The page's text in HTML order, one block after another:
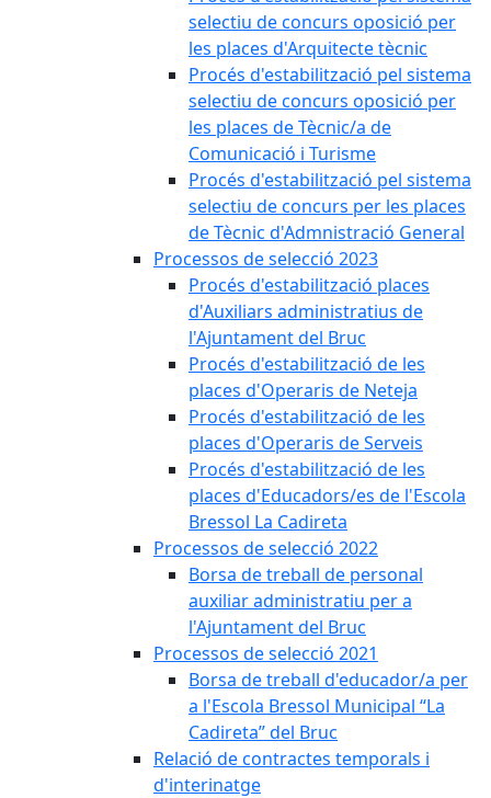
selectiu de concurs oposició per
les places d'Arquitecte tècnic
Procés d'estabilització pel sistema
selectiu de concurs oposició per
les places de Tècnic/a de
Comunicació i Turisme
Procés d'estabilització pel sistema
selectiu de concurs per les places
de Tècnic d'Admnistració General
Processos de selecció 2023
Procés d'estabilització places
d'Auxiliars administratius de
l'Ajuntament del Bruc
Procés d'estabilització de les
places d'Operaris de Neteja
Procés d'estabilització de les
places d'Operaris de Serveis
Procés d'estabilització de les
places d'Educadors/es de l'Escola
Bressol La Cadireta
Processos de selecció 2022
Borsa de treball de personal
auxiliar administratiu per a
l'Ajuntament del Bruc
Processos de selecció 2021
Borsa de treball d'educador/a per
a l'Escola Bressol Municipal “La
Cadireta” del Bruc
Relació de contractes temporals i
d'interinatge